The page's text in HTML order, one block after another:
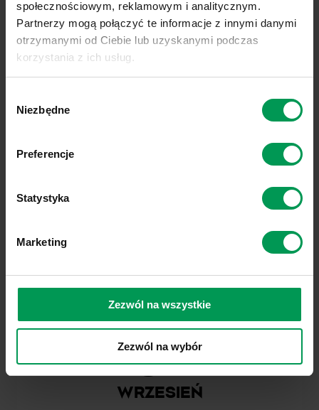
społecznościowym, reklamowym i analitycznym.
Partnerzy mogą połączyć te informacje z innymi danymi
otrzymanymi od Ciebie lub uzyskanymi podczas
korzystania z ich usług.
Link do informacji o plikach cookies:
zgody
Niezbędne
Preferencje
Statystyka
Marketing
Zezwól na wszystkie
Zezwól na wybór
03
WRZESIEŃ
Dzień Kukurydzy z PZPK Garzyń
WOJTASIK Zakrzewo: Dni Kukurydzy 77-424
07
WRZESIEŃ